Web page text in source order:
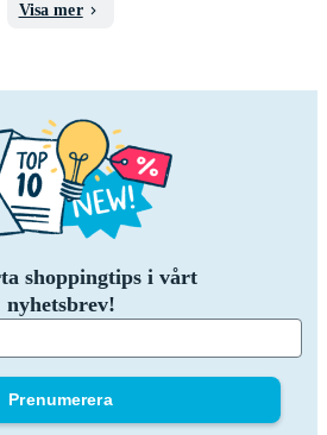
Visa mer
shoppingtips i vårt
nyhetsbrev!
Prenumerera